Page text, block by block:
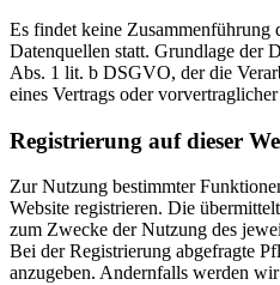
Es findet keine Zusammenführung
Datenquellen statt. Grundlage der
Abs. 1 lit. b DSGVO, der die
eines Vertrags oder
Registrierung auf dieser
Zur Nutzung bestimmter
Website registrieren. Die
zum Zwecke der Nutzung des
Bei der Registrierung abgefragte
anzugeben. Andernfalls werden